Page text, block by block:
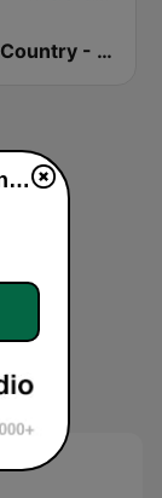
Country - Hits Radio
Country Legends USA online